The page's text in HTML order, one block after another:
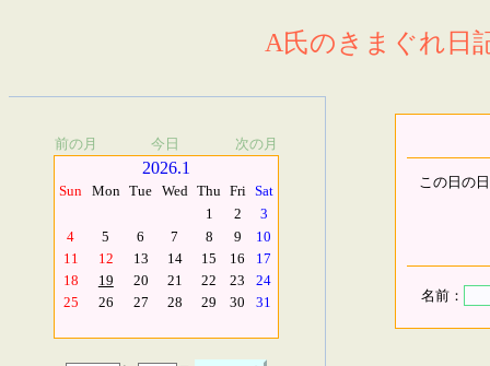
A氏のきまぐれ日
前の月 今日 次の月
2026.1
Sun Mon Tue Wed Thu Fri Sat
1
2
3
4
5 6 7 8 9
10
11
12 13 14 15 16
17
18
19 20 21 22 23
24
25
26 27 28 29 30 31
この日の
名前：